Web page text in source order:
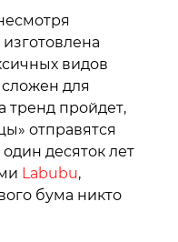
видов
для
тренд пройдет,
отправятся
десяток лет
Labubu,
бума никто